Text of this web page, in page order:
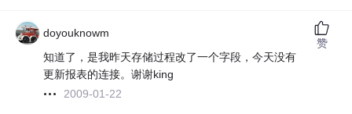
doyouknowm
知道了，是我昨天存储过程改了一个字段，今天没有
更新报表的连接。谢谢king
2009-01-22
赞